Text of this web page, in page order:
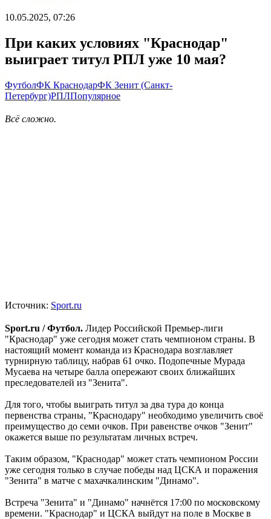
10.05.2025, 07:26
При каких условиях "Краснодар"
выиграет титул РПЛ уже 10 мая?
ФутболФК КраснодарФК Зенит (Санкт-
Петербург)РПЛПопулярное
Всё сложно.
Источник: Sport.ru
Sport.ru / Футбол. Лидер Российской Премьер-лиги
"Краснодар" уже сегодня может стать чемпионом страны. В
настоящий момент команда из Краснодара возглавляет
турнирную таблицу, набрав 61 очко. Подопечные Мурада
Мусаева на четыре балла опережают своих ближайших
преследователей из "Зенита".
Для того, чтобы выиграть титул за два тура до конца
первенства страны, "Краснодару" необходимо увеличить своё
преимущество до семи очков. При равенстве очков "Зенит"
окажется выше по результатам личных встреч.
Таким образом, "Краснодар" может стать чемпионом России
уже сегодня только в случае победы над ЦСКА и поражения
"Зенита" в матче с махачкалинским "Динамо".
Встреча "Зенита" и "Динамо" начнётся 17:00 по московскому
времени. "Краснодар" и ЦСКА выйдут на поле в Москве в